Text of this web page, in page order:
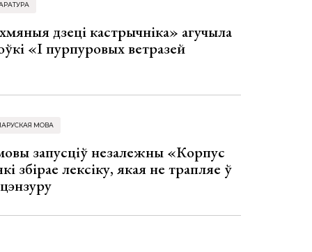
дзеці кастрычніка» агучыла
«І пурпуровых ветразей
МОВА
запусціў незалежны «Корпус
збірае лексіку, якая не трапляе ў